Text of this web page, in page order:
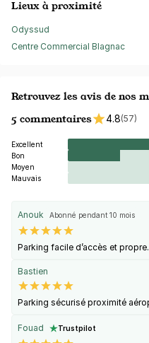
Lieux à proximité
Odyssud
Centre Commercial Blagnac
Retrouvez les avis de nos
5 commentaires
4.8(57)
Excellent
Bon
Moyen
Mauvais
Anouk Abonné pendant 10 mois
Parking facile d’accès et propre.
Bastien
Parking sécurisé proximité
Fouad Trustpilot